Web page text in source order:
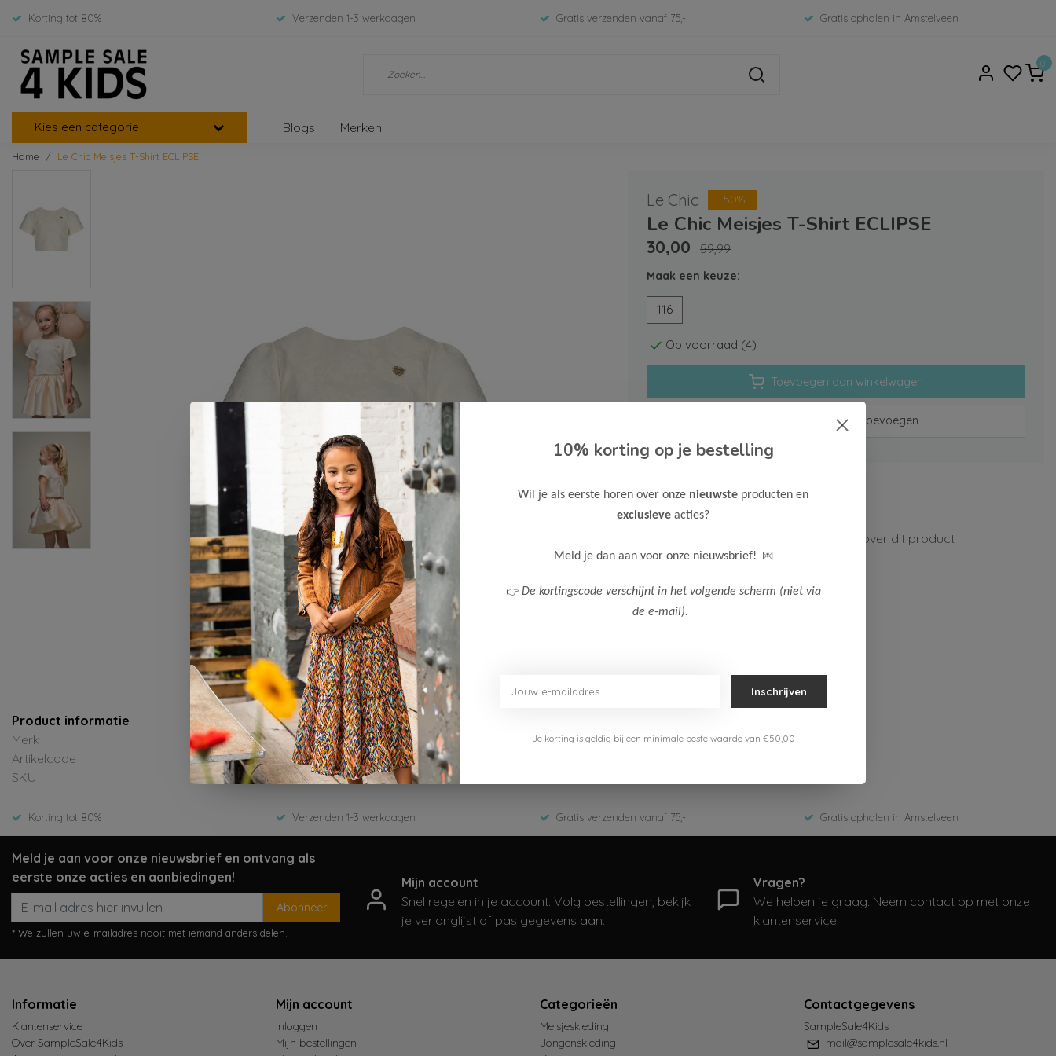
Korting tot 80% Verzenden 1-3 werkdagen Gratis verzenden vanaf 75,- Gratis ophalen in Amstelveen
0
Kies een categorie Blogs Merken
Home Le Chic Meisjes T-Shirt ECLIPSE
Le Chic -50%
Le Chic Meisjes T-Shirt ECLIPSE
30,00 59,99
Maak een keuze:
116
Op voorraad (4)
Toevoegen aan winkelwagen
Aan verlanglijst toevoegen
Gratis verzenden vanaf 75,-
Verzenden 1-3 werkdagen
Neem contact op over dit product
Product informatie
Merk
Le Chic
Artikelcode
C511-5160-005-Pearl
SKU
Zomer 2026
Korting tot 80% Verzenden 1-3 werkdagen Gratis verzenden vanaf 75,- Gratis ophalen in Amstelveen
Meld je aan voor onze nieuwsbrief en ontvang als
eerste onze acties en aanbiedingen!
Abonneer
* We zullen uw e-mailadres nooit met iemand anders delen.
Mijn account
Snel regelen in je account. Volg bestellingen, bekijk
je verlanglijst of pas gegevens aan.
Vragen?
We helpen je graag. Neem contact op met onze
klantenservice.
Informatie
Klantenservice
Over SampleSale4Kids
Mijn account
Inloggen
Mijn bestellingen
Categorieën
Meisjeskleding
Jongenskleding
Contactgegevens
SampleSale4Kids
mail@samplesale4kids.nl
10% korting op je bestelling
Wil je als eerste horen over onze nieuwste producten en
exclusieve acties?
Meld je dan aan voor onze nieuwsbrief! 💌
👉 De kortingscode verschijnt in het volgende scherm (niet via
de e-mail).
Inschrijven
Je korting is geldig bij een minimale bestelwaarde van €50,00